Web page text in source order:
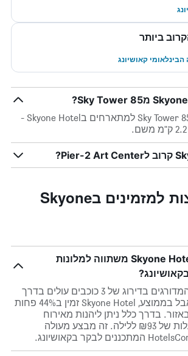
ביותר
קאושיונג
ניתן פשוט ללכת ל85 Sky Tower למתארחים בSkyone Hotel -
שאלות נפוצות למזמינים בSkyone
האם התמחור בSkyone Hotel משתווה למלונות
מלונות בקאושיונג המדורגים בדירוג של 3 כוכבים עולים בדרך
כלל ₪164 ללילה, אבל בממוצע, Skyone Hotel זמין ב44% פחות
בדרך כלל ניתן ליהנות מאירוח
בSkyone Hotel בעלות של ₪93 ללילה. זה מבצע מעולה